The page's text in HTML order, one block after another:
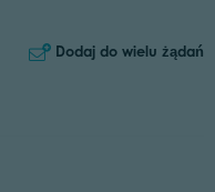
Dodaj do wielu żądań